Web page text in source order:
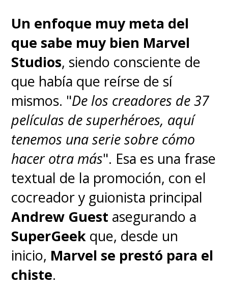
en Tailandia:"Es brillante y nos
guió con verdadera
amabilidad, consiguiendo
crear un buen clima en el set.
Me sorprendió que una actriz
tan joven como ella tuviera
tanta experiencia".
Sintéticos que empiezan a
"tener sus propias ideas"
No solo tenemos híbridos,
sino que también sintéticos,
una tradición de la saga
Un enfoque muy meta del
que sabe muy bien Marvel
Studios, siendo consciente de
que había que reírse de sí
mismos. "De los creadores de 37
películas de superhéroes, aquí
tenemos una serie sobre cómo
hacer otra más". Esa es una frase
textual de la promoción, con el
cocreador y guionista principal
Andrew Guest asegurando a
SuperGeek que, desde un
inicio, Marvel se prestó para el
chiste.